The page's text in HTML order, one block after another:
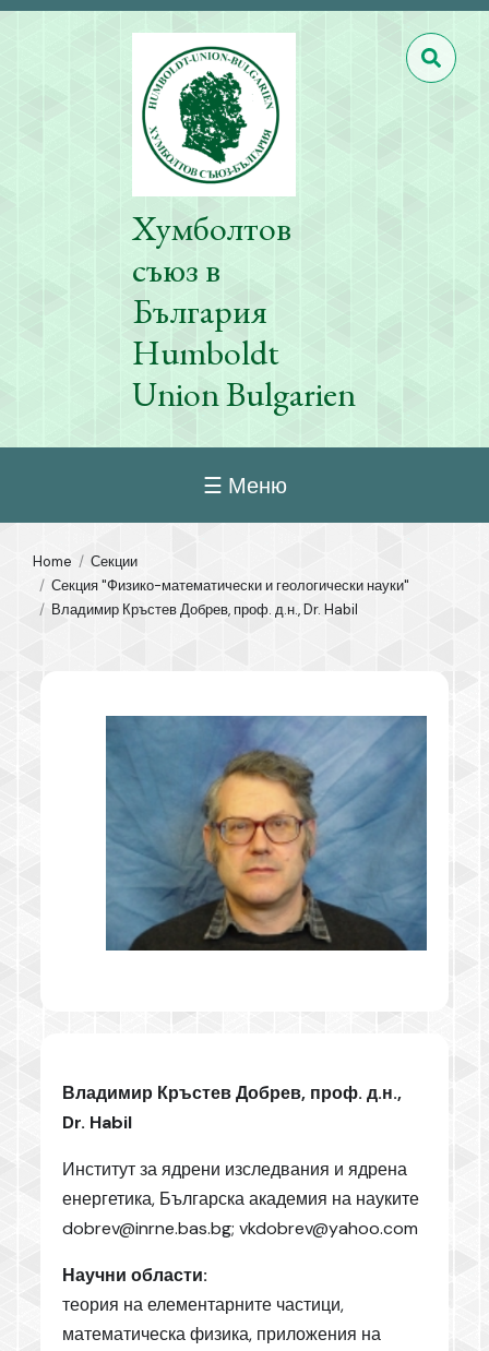
Хумболтов
съюз в
България
Humboldt
Union Bulgarien
☰ Меню
Home
Секции
Секция "Физико-математически и геологически науки"
Владимир Кръстев Добрев, проф. д.н., Dr. Habil
Владимир Кръстев Добрев, проф. д.н.,
Dr. Habil
Институт за ядрени изследвания и ядрена
енергетика, Българска академия на науките
dobrev@inrne.bas.bg;vkdobrev@yahoo.com
Научни области:
теория на елементарните частици,
математическа физика, приложения на